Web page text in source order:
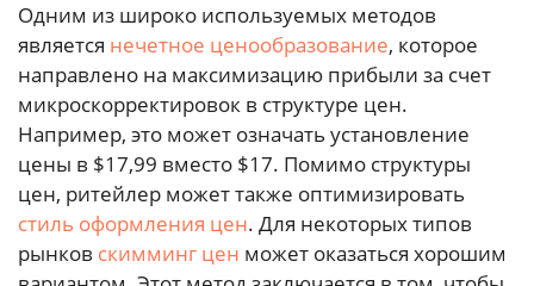
Одним из широко используемых методов
является нечетное ценообразование, которое
направлено на максимизацию прибыли за счет
микроскорректировок в структуре цен.
Например, это может означать установление
цены в $17,99 вместо $17. Помимо структуры
цен, ритейлер может также оптимизировать
стиль оформления цен. Для некоторых типов
рынков скимминг цен может оказаться хорошим